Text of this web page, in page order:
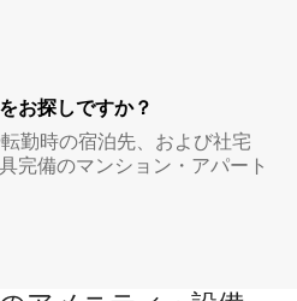
お探しですか？
勤時の宿泊先、および社宅
完備のマンション・アパート